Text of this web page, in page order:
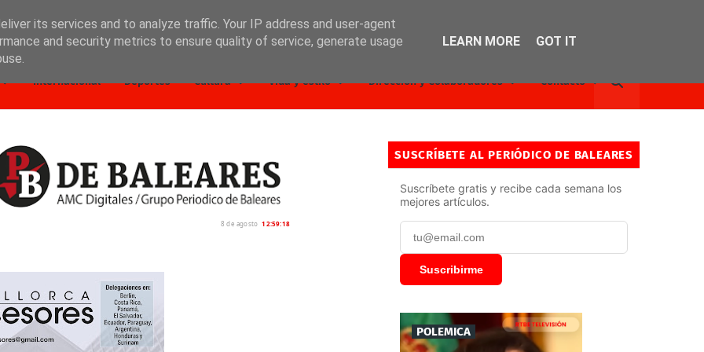
Internacional Deportes Cultura Vida y estilo Dirección y Colaboradores Contacto
8 de agosto 12:59:20
SUSCRÍBETE AL PERIÓDICO DE BALEARES
Suscríbete gratis y recibe cada semana los
mejores artículos.
Suscribirme
POLEMICA
its services and to analyze traffic. Your IP address and user-agent
and security metrics to ensure quality of service, generate usage
LEARN MORE GOT IT